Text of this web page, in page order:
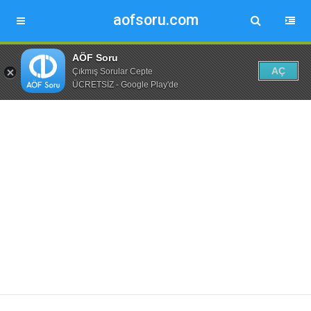
aofsoru.com
AÖF Soru
Çıkmış Sorular Cepte
ÜCRETSİZ - Google Play'de
AÇ